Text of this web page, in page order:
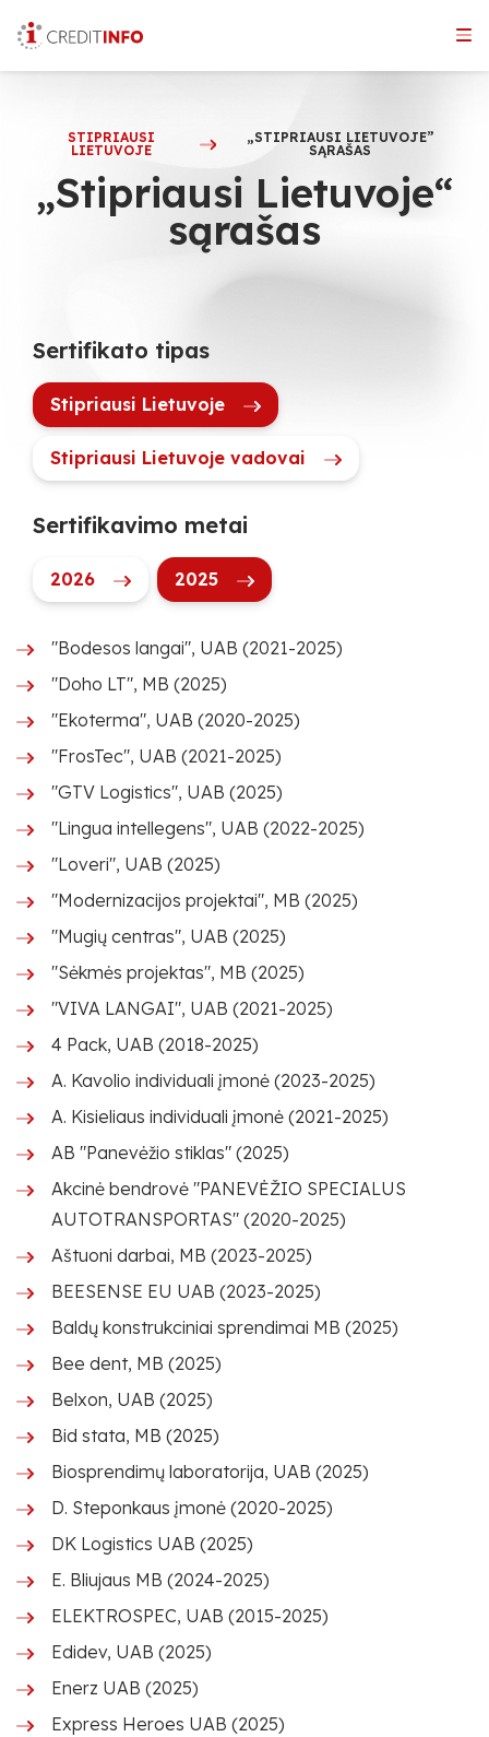
the
STIPRIAUSI
LIETUVOJE
„STIPRIAUSI LIETUVOJE”
SĄRAŠAS
„Stipriausi Lietuvoje“
sąrašas
Sertifikato tipas
Stipriausi Lietuvoje
Stipriausi Lietuvoje vadovai
Sertifikavimo metai
2026 2025
"Bodesos langai", UAB (2021-2025)
"Doho LT", MB (2025)
"Ekoterma", UAB (2020-2025)
"FrosTec", UAB (2021-2025)
"GTV Logistics", UAB (2025)
"Lingua intellegens", UAB (2022-2025)
"Loveri", UAB (2025)
"Modernizacijos projektai", MB (2025)
"Mugių centras", UAB (2025)
"Sėkmės projektas", MB (2025)
"VIVA LANGAI", UAB (2021-2025)
4 Pack, UAB (2018-2025)
A. Kavolio individuali įmonė (2023-2025)
A. Kisieliaus individuali įmonė (2021-2025)
AB "Panevėžio stiklas" (2025)
Akcinė bendrovė "PANEVĖŽIO SPECIALUS
AUTOTRANSPORTAS" (2020-2025)
Aštuoni darbai, MB (2023-2025)
BEESENSE EU UAB (2023-2025)
Baldų konstrukciniai sprendimai MB (2025)
Bee dent, MB (2025)
Belxon, UAB (2025)
Bid stata, MB (2025)
Biosprendimų laboratorija, UAB (2025)
D. Steponkaus įmonė (2020-2025)
DK Logistics UAB (2025)
E. Bliujaus MB (2024-2025)
ELEKTROSPEC, UAB (2015-2025)
Edidev, UAB (2025)
Enerz UAB (2025)
Express Heroes UAB (2025)